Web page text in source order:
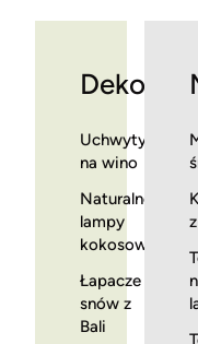
Uchwyty
na wino
Naturalne
lampy
kokosowe
Łapacze
snów z
Bali